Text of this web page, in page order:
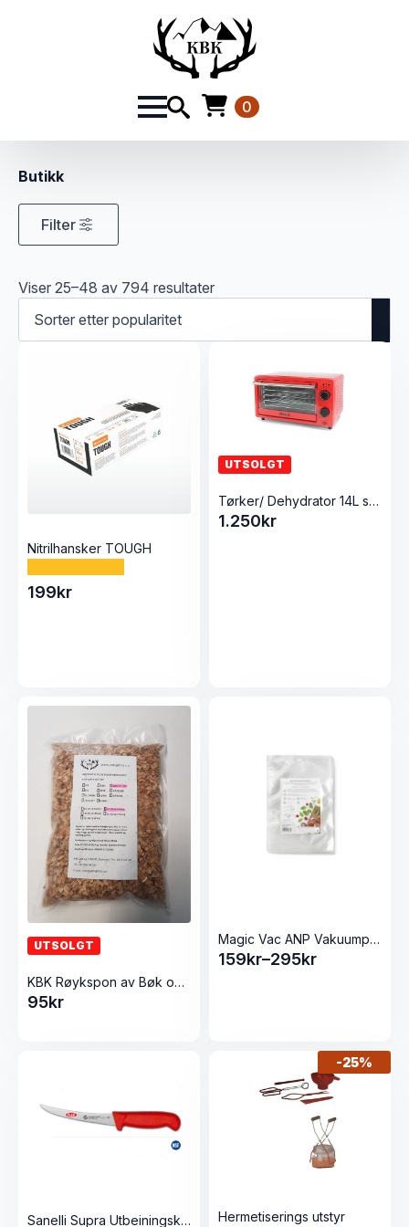
0
Butikk
Filter
Viser 25–48 av 794 resultaterSortert
Nitrilhansker TOUGH
199kr
UTSOLGT
Tørker/ Dehydrator 14L status
1.250kr
UTSOLGT
KBK Røykspon av Bøk og Or 3 liter (6-9mm)
95kr
Magic Vac ANP Vakuumposer
159kr–295kr
Prisområde:
Sanelli Supra Utbeiningskniv / Flåkniv (13cm) Flex
-25%
Hermetiserings utstyr